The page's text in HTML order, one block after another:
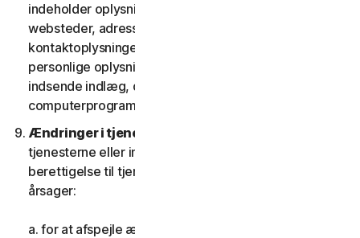
indeholder oplysninger, der refererer til andre
websteder, adresser, mailadresser,
kontaktoplysninger, telefonnumre eller andre
personlige oplysninger for nogen; og (vii) du vil ikke
indsende indlæg, der indeholder potentielt skadelige
computerprogrammer eller filer.
Ændringer i tjenesterne.
tjenesterne eller indføre eller variere kriterierne for
berettigelse til tjenesterne af en eller flere følgende
årsager:
a. for at afspejle ændringer i teknologien;